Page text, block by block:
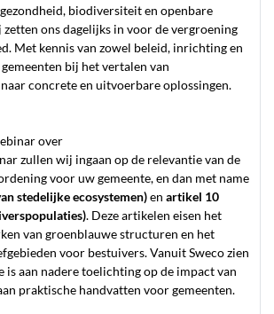
biodiversiteit en openbare
ons dagelijks in voor de vergroening
Met kennis van zowel beleid, inrichting en
bij het vertalen van
concrete en uitvoerbare oplossingen.
over
zullen wij ingaan op de relevantie van de
voor uw gemeente, en dan met name
stedelijke ecosystemen)en artikel 10
. Deze artikelen eisen het
van groenblauwe structuren en het
voor bestuivers. Vanuit Sweco zien
is aan nadere toelichting op de impact van
praktische handvatten voor gemeenten.